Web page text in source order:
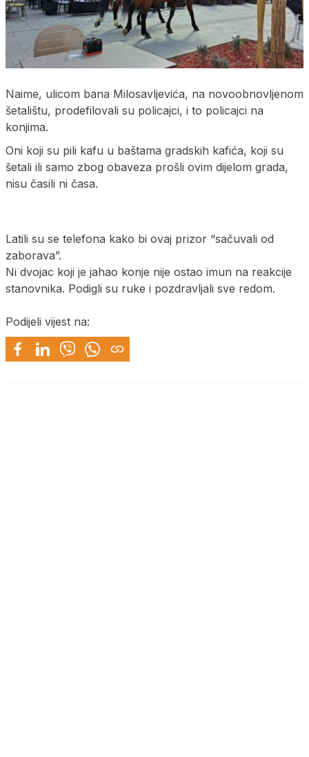
Naime, ulicom bana Milosavljevića, na novoobnovljenom
šetalištu, prodefilovali su policajci, i to policajci na
konjima.
Oni koji su pili kafu u baštama gradskih kafića, koji su
šetali ili samo zbog obaveza prošli ovim dijelom grada,
nisu časili ni časa.
Latili su se telefona kako bi ovaj prizor “sačuvali od
zaborava”.
Ni dvojac koji je jahao konje nije ostao imun na reakcije
stanovnika. Podigli su ruke i pozdravljali sve redom.
Podijeli vijest na: